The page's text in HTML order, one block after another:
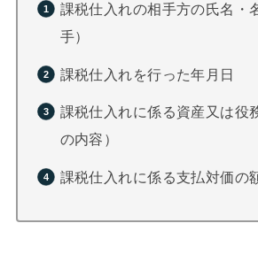
課税仕入れの相手方の氏名・
手）
課税仕入れを行った年月日
課税仕入れに係る資産又は役
の内容）
課税仕入れに係る支払対価の